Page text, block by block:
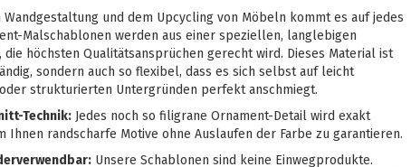
und dem Upcycling von Möbeln kommt es auf jedes
Malschablonen werden aus einer speziellen, langlebigen
höchsten Qualitätsansprüchen gerecht wird. Dieses Material ist
sondern auch so flexibel, dass es sich selbst auf leicht
strukturierten Untergründen perfekt anschmiegt.
Technik: Jedes noch so filigrane Ornament-Detail wird exakt
Ihnen randscharfe Motive ohne Auslaufen der Farbe zu garantieren.
Unsere Schablonen sind keine Einwegprodukte.